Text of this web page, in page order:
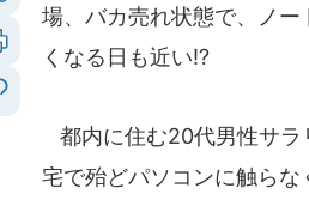
場、バカ売れ状態で、ノ
くなる日も近い!?
都内に住む20代男性サラ
宅で殆どパソコンに触らな